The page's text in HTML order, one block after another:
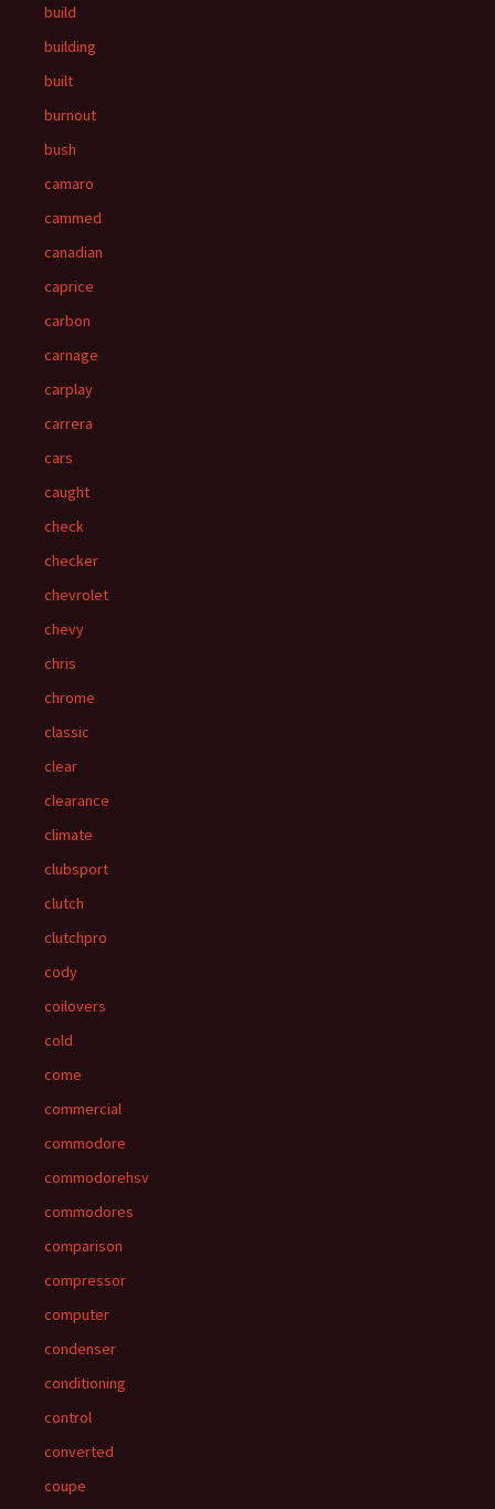
build
building
built
burnout
bush
camaro
cammed
canadian
caprice
carbon
carnage
carplay
carrera
cars
caught
check
checker
chevrolet
chevy
chris
chrome
classic
clear
clearance
climate
clubsport
clutch
clutchpro
cody
coilovers
cold
come
commercial
commodore
commodorehsv
commodores
comparison
compressor
computer
condenser
conditioning
control
converted
coupe